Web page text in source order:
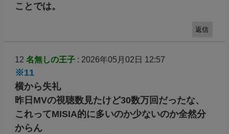
ことでは。
返信
12 名無しの王子: 2026年05月02日 12:57
※11
横から失礼
昨日MVの視聴数見たけど30数万回だったな、
これってMISIA的に多いのか少ないのか全然分
からん